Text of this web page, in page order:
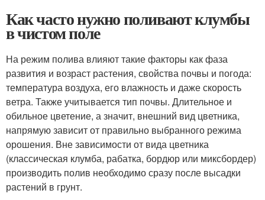
Как часто нужно поливают клумбы
в чистом поле
На режим полива влияют такие факторы как фаза
развития и возраст растения, свойства почвы и погода:
температура воздуха, его влажность и даже скорость
ветра. Также учитывается тип почвы. Длительное и
обильное цветение, а значит, внешний вид цветника,
напрямую зависит от правильно выбранного режима
орошения. Вне зависимости от вида цветника
(классическая клумба, рабатка, бордюр или миксбордер)
производить полив необходимо сразу после высадки
растений в грунт.